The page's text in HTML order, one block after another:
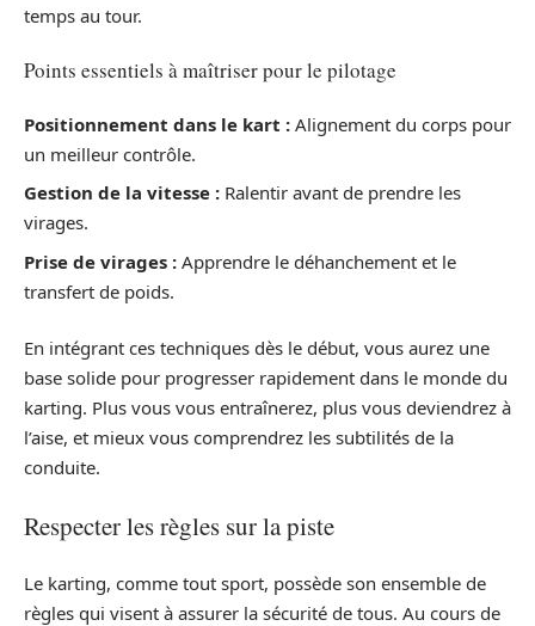
temps au tour.
Points essentiels à maîtriser pour le pilotage
Positionnement dans le kart : Alignement du corps pour
un meilleur contrôle.
Gestion de la vitesse : Ralentir avant de prendre les
virages.
Prise de virages : Apprendre le déhanchement et le
transfert de poids.
En intégrant ces techniques dès le début, vous aurez une
base solide pour progresser rapidement dans le monde du
karting. Plus vous vous entraînerez, plus vous deviendrez à
l’aise, et mieux vous comprendrez les subtilités de la
conduite.
Respecter les règles sur la piste
Le karting, comme tout sport, possède son ensemble de
règles qui visent à assurer la sécurité de tous. Au cours de